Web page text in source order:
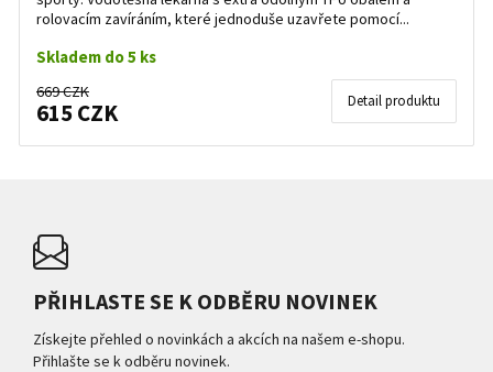
rolovacím zavíráním, které jednoduše uzavřete pomocí...
Skladem do 5 ks
669 CZK
615 CZK Detail produktu
PŘIHLASTE SE K ODBĚRU NOVINEK
Získejte přehled o novinkách a akcích na našem e-shopu.
Přihlašte se k odběru novinek.